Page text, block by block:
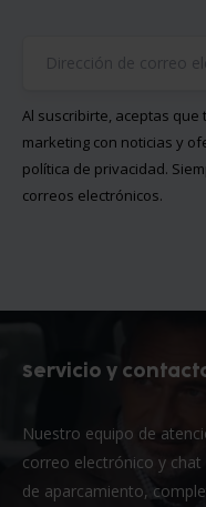
Al suscribirte, aceptas
marketing con noticias y
política de privacidad.
correos electrónicos.
Servicio y
Nuestro equipo de
correo electrónico y
de aparcamiento,